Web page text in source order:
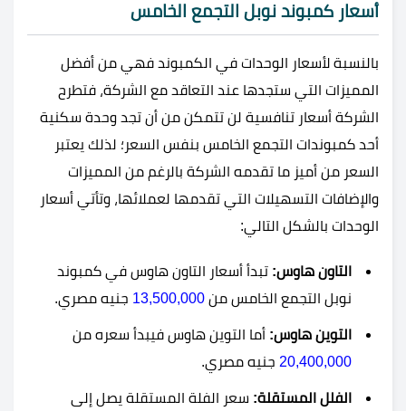
أسعار كمبوند نوبل التجمع الخامس
بالنسبة لأسعار الوحدات في الكمبوند فهي من أفضل
المميزات التي ستجدها عند التعاقد مع الشركة، فتطرح
الشركة أسعار تنافسية لن تتمكن من أن تجد وحدة سكنية
أحد كمبوندات التجمع الخامس بنفس السعر؛ لذلك يعتبر
السعر من أميز ما تقدمه الشركة بالرغم من المميزات
والإضافات التسهيلات التي تقدمها لعملائها، وتأتي أسعار
الوحدات بالشكل التالي:
التاون هاوس: تبدأ أسعار التاون هاوس في كمبوند
نوبل التجمع الخامس من 13,500,000 جنيه مصري.
التوين هاوس: أما التوين هاوس فيبدأ سعره من
20,400,000 جنيه مصري.
الفلل المستقلة: سعر الفلة المستقلة يصل إلى